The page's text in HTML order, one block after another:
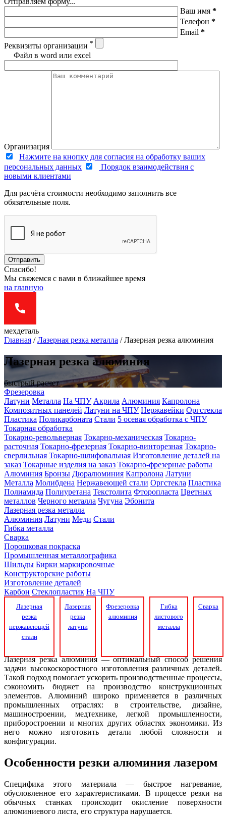
Ваш имя *
Телефон *
Email *
Реквизиты организации *
Файл в word или excel
Организация
Нажмите на кнопку для согласия на обработку ваших
персональных данных
Порядок взаимодействия с
новыми клиентами
Для расчёта стоимости необходимо заполнить все
обязательные поля.
Отправить
Спасибо!
Мы свяжемся с вами в ближайшее время
на главную
мехдеталь
Главная /Лазерная резка металла /Лазерная резка алюминия
Лазерная резка алюминия
быстрый расчет
Фрезеровка
Латуни Металла На ЧПУ Акрила Алюминия Капролона
Композитных панелей Латуни на ЧПУ Нержавейки Оргстекла
Пластика Поликарбоната Стали 5 осевая обработка с ЧПУ
Токарная обработка
Токарно-револьверная Токарно-механическая Токарно-
расточная Токарно-фрезерная Токарно-винторезная Токарно-
сверлильная Токарно-шлифовальная Изготовление деталей на
заказ Токарные изделия на заказ Токарно-фрезерные работы
Алюминия Бронзы Дюралюминия Капролона Латуни
Металла Молибдена Нержавеющей стали Оргстекла Пластика
Полиамида Полиуретана Текстолита Фторопласта Цветных
металлов Черного металла Чугуна Эбонита
Лазерная резка металла
Алюминия Латуни Меди Стали
Гибка металла
Cварка
Порошковая покраска
Промышленная металлографика
Шильды Бирки маркировочные
Конструкторские работы
Изготовление деталей
Карбон Стеклопластик На ЧПУ
Лазерная
резка
нержавеющей
стали
Лазерная
резка
латуни
Фрезеровка
алюминия
Гибка
листового
металла
Сварка
Лазерная резка алюминия — оптимальный способ решения
задачи высокоскоростного изготовления различных деталей.
Такой подход помогает ускорить производственные процессы,
сэкономить бюджет на производство конструкционных
элементов. Алюминий широко применяется в различных
промышленных отраслях: в строительстве, дизайне,
машиностроении, медтехнике, легкой промышленности,
приборостроении и многих других областях экономики. Из
него можно изготовить детали любой сложности и
конфигурации.
Особенности резки алюминия лазером
Специфика этого материала — быстрое нагревание,
обусловленное его характеристиками. В процессе резки на
обычных станках происходит окисление поверхности
алюминиевого листа, его структура нарушается.